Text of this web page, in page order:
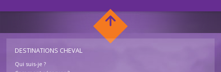
DESTINATIONS CHEVAL
Qui suis-je ?